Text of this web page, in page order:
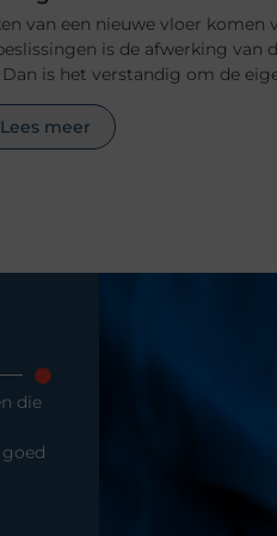
van een nieuwe vloer komen
is de afwerking van
is het verstandig om de
Lees meer
die